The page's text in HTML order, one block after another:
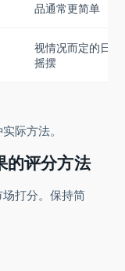
品通常更简单
视情况而定的日内
摇摆
际方法。
的评分方法
打分。保持简